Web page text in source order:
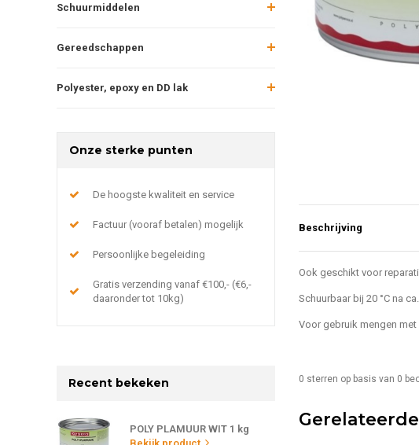
Schuurmiddelen
Gereedschappen
Polyester, epoxy en DD lak
Onze sterke punten
De hoogste kwaliteit en service
Factuur (vooraf betalen) mogelijk
Persoonlijke begeleiding
Gratis verzending vanaf €100,- (€6,-
daaronder tot 10kg)
Recent bekeken
POLY PLAMUUR WIT 1 kg
Beschrijving
Ook geschikt voor
Schuurbaar bij 20 °C na
Voor gebruik mengen met
0 sterren op basis van 0